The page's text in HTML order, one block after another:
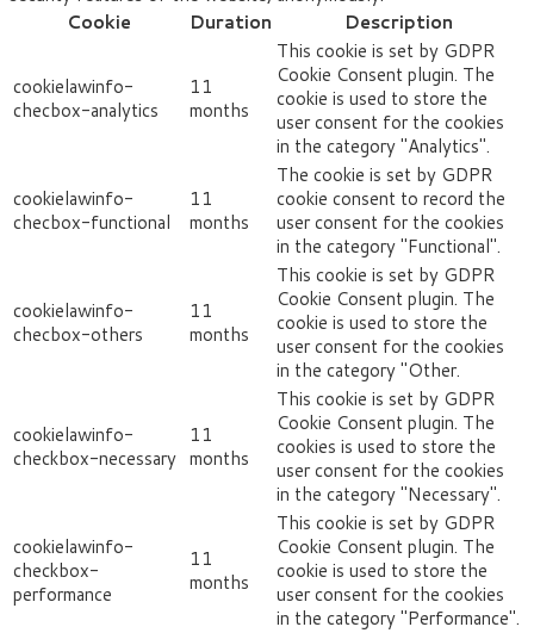
Cookie
Duration Description
cookielawinfo-
checbox-analytics
11
months
This cookie is set by GDPR
Cookie Consent plugin. The
cookie is used to store the
user consent for the cookies
in the category "Analytics".
cookielawinfo-
checbox-functional
11
months
The cookie is set by GDPR
cookie consent to record the
user consent for the cookies
in the category "Functional".
cookielawinfo-
checbox-others
11
months
This cookie is set by GDPR
Cookie Consent plugin. The
cookie is used to store the
user consent for the cookies
in the category "Other.
cookielawinfo-
checkbox-necessary
11
months
This cookie is set by GDPR
Cookie Consent plugin. The
cookies is used to store the
user consent for the cookies
in the category "Necessary".
cookielawinfo-
checkbox-
performance
11
months
This cookie is set by GDPR
Cookie Consent plugin. The
cookie is used to store the
user consent for the cookies
in the category "Performance".